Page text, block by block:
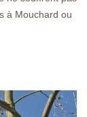
à Mouchard ou